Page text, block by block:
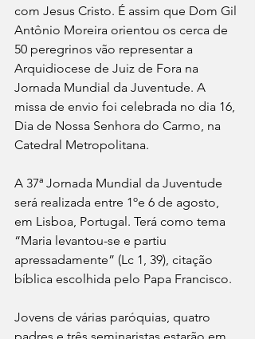
com Jesus Cristo. É assim que Dom Gil
Antônio Moreira orientou os cerca de
50 peregrinos vão representar a
Arquidiocese de Juiz de Fora na
Jornada Mundial da Juventude. A
missa de envio foi celebrada no dia 16,
Dia de Nossa Senhora do Carmo, na
Catedral Metropolitana.
A 37ª Jornada Mundial da Juventude
será realizada entre 1ºe 6 de agosto,
em Lisboa, Portugal. Terá como tema
“Maria levantou-se e partiu
apressadamente” (Lc 1, 39), citação
bíblica escolhida pelo Papa Francisco.
Jovens de várias paróquias, quatro